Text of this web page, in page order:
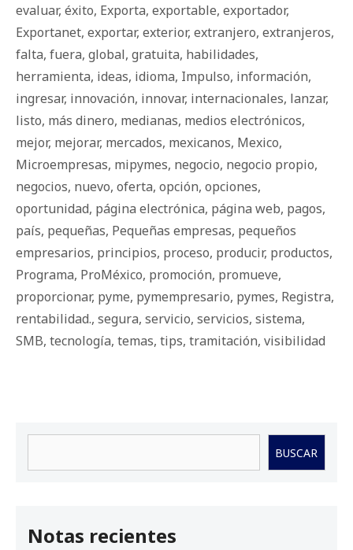
evaluar, éxito, Exporta, exportable, exportador,
Exportanet, exportar, exterior, extranjero, extranjeros,
falta, fuera, global, gratuita, habilidades,
herramienta, ideas, idioma, Impulso, información,
ingresar, innovación, innovar, internacionales, lanzar,
listo, más dinero, medianas, medios electrónicos,
mejor, mejorar, mercados, mexicanos, Mexico,
Microempresas, mipymes, negocio, negocio propio,
negocios, nuevo, oferta, opción, opciones,
oportunidad, página electrónica, página web, pagos,
país, pequeñas, Pequeñas empresas, pequeños
empresarios, principios, proceso, producir, productos,
Programa, ProMéxico, promoción, promueve,
proporcionar, pyme, pymempresario, pymes, Registra,
rentabilidad., segura, servicio, servicios, sistema,
SMB, tecnología, temas, tips, tramitación, visibilidad
BUSCAR
Notas recientes